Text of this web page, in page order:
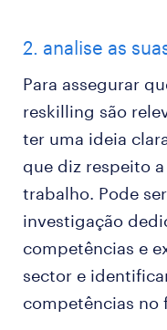
2. analise as
Para assegurar
reskilling são
ter uma ideia
que diz respeito
trabalho. Pode
investigação
competências e
sector e
competências no